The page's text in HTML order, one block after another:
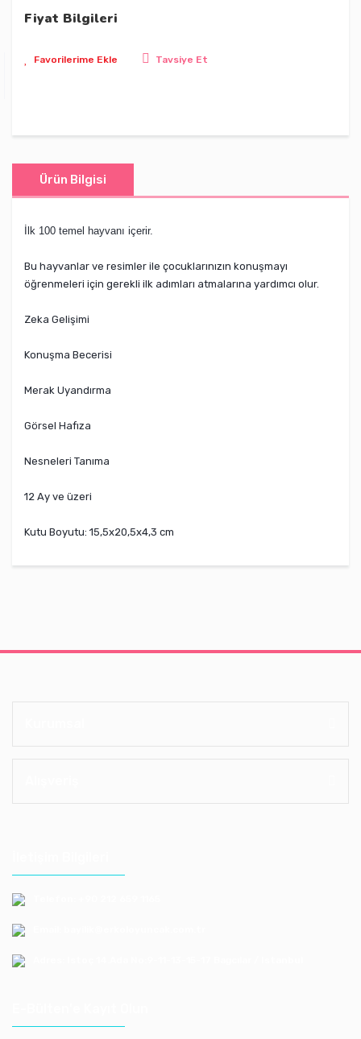
Fiyat Bilgileri
Tavsiye Et
Ürün Bilgisi
İlk 100 temel hayvanı içerir.
Bu hayvanlar ve resimler ile çocuklarınızın konuşmayı
öğrenmeleri için gerekli ilk adımları atmalarına yardımcı olur.
Zeka Gelişimi
Konuşma Becerisi
Merak Uyandırma
Görsel Hafıza
Nesneleri Tanıma
12 Ay ve üzeri
Kutu Boyutu: 15,5x20,5x4,3 cm